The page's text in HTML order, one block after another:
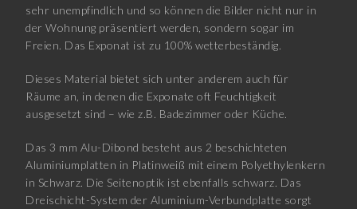
sehr unempfindlich und so können die Bilder nicht nur in
der Wohnung präsentiert werden, sondern sogar im
Freien. Das Exponat ist zu 100% wetterbeständig.
Dieses Material bietet sich unter anderem auch für
Räume an, in denen die Exponate oft Feuchtigkeit
ausgesetzt sind – wie z.B. Badezimmer oder Küche.
Das 3 mm Alu-Dibond besteht aus 2 beschichteten
Aluminiumplatten in Platinweiß mit einem Polyethylenkern
in Schwarz. Die Seitenoptik ist ebenfalls schwarz. Das
Dreischicht-System der Aluminium-Verbundplatte sorgt